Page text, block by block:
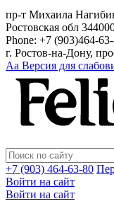
пр-т Михаила
Ростовская обл
Phone: +7 (903)464-
г. Ростов-на-Дону,
Аа Версия для
+7 (903) 464-63-80
Войти на сайт
Войти на сайт